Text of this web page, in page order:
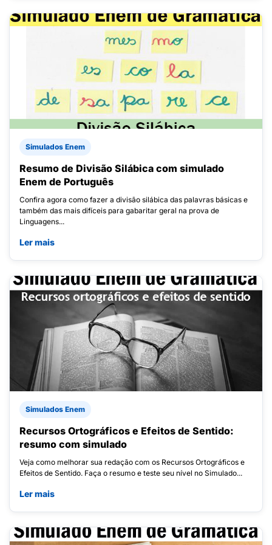
Simulados Enem
Resumo de Divisão Silábica com simulado
Enem de Português
Confira agora como fazer a divisão silábica das palavras básicas e
também das mais difíceis para gabaritar geral na prova de
Linguagens...
Ler mais
Simulados Enem
Recursos Ortográficos e Efeitos de Sentido:
resumo com simulado
Veja como melhorar sua redação com os Recursos Ortográficos e
Efeitos de Sentido. Faça o resumo e teste seu nível no Simulado...
Ler mais